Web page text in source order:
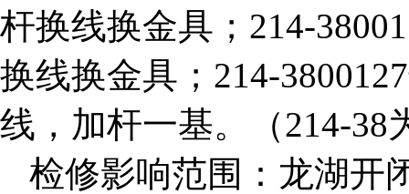
杆换线换金具；214-
换线换金具；214-
线，加杆一基。（214-38
检修影响范围：龙湖开